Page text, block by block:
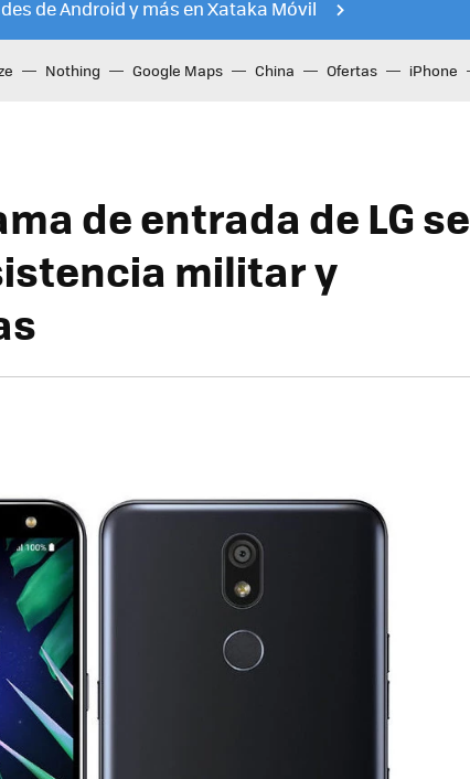
de Android y más en Xataka Móvil
Nothing Google Maps China Ofertas iPhone
de entrada de LG se
militar y